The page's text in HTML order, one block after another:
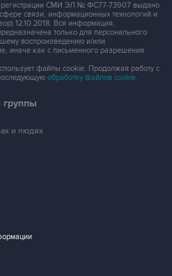
регистрации СМИ ЭЛ № ФС77-73907 выдано
связи, информационных технологий и
12.10.2018. Вся информация,
только для персонального
воспроизведению и/или
иначе как с письменного разрешения
файлы cookie. Продолжая работу с
обработку файлов cookie.
и людях